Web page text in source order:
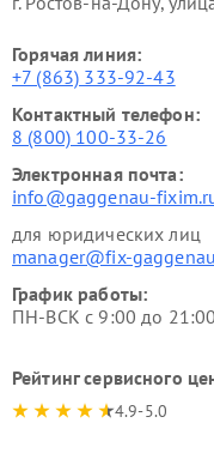
Горячая линия:
+7 (863) 333-92-43
Контактный телефон:
8 (800) 100-33-26
Электронная почта:
info@gaggenau-
для юридических лиц
manager@fix-
График работы:
ПН-ВСК с 9:00 до
Рейтинг сервисного
4.9-5.0